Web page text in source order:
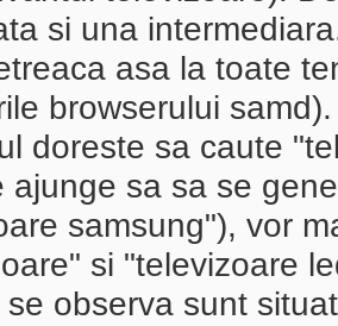
si una
asa la toate
browserului samd).
doreste sa caute
ajunge sa sa se
samsung"), vor
si "televizoare
se observa sunt